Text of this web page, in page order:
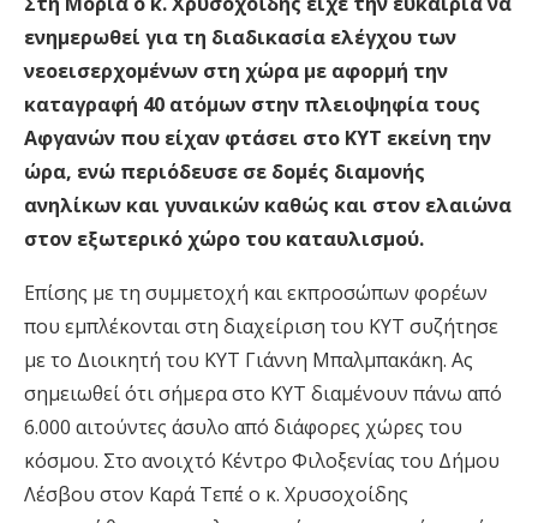
ενημερωθεί για τη διαδικασία ελέγχου των
νεοεισερχομένων στη χώρα με αφορμή την
καταγραφή 40 ατόμων στην πλειοψηφία τους
Αφγανών που είχαν φτάσει στο ΚΥΤ εκείνη την
ώρα, ενώ περιόδευσε σε δομές διαμονής
ανηλίκων και γυναικών καθώς και στον ελαιώνα
στον εξωτερικό χώρο του καταυλισμού.
Επίσης με τη συμμετοχή και εκπροσώπων φορέων
που εμπλέκονται στη διαχείριση του ΚΥΤ συζήτησε
με το Διοικητή του ΚΥΤ Γιάννη Μπαλμπακάκη. Ας
σημειωθεί ότι σήμερα στο ΚΥΤ διαμένουν πάνω από
6.000 αιτούντες άσυλο από διάφορες χώρες του
κόσμου. Στο ανοιχτό Κέντρο Φιλοξενίας του Δήμου
Λέσβου στον Καρά Τεπέ ο κ. Χρυσοχοίδης